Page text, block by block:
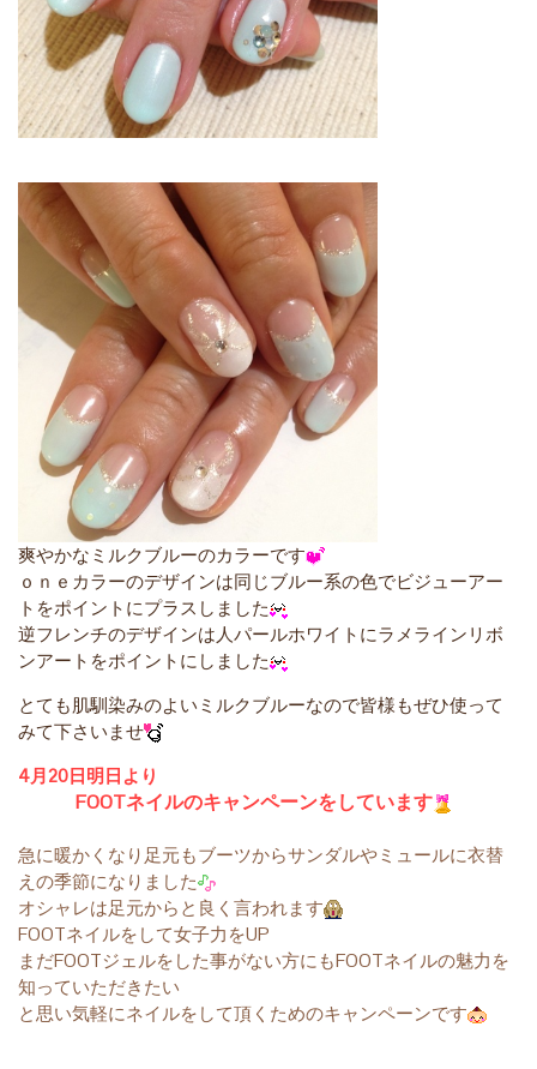
爽やかなミルクブルーのカラーです
ｏｎｅカラーのデザインは同じブルー系の色でビジューアー
トをポイントにプラスしました
逆フレンチのデザインは人パールホワイトにラメラインリボ
ンアートをポイントにしました
とても肌馴染みのよいミルクブルーなので皆様もぜひ使って
みて下さいませ
4月20日明日より
FOOTネイルのキャンペーンをしています
急に暖かくなり足元もブーツからサンダルやミュールに衣替
えの季節になりました
オシャレは足元からと良く言われます
FOOTネイルをして女子力をUP
まだFOOTジェルをした事がない方にもFOOTネイルの魅力を
知っていただきたい
と思い気軽にネイルをして頂くためのキャンペーンです